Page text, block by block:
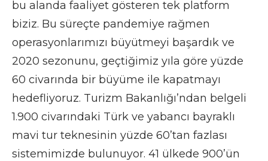
bu alanda faaliyet gösteren tek platform
biziz. Bu süreçte pandemiye rağmen
operasyonlarımızı büyütmeyi başardık ve
2020 sezonunu, geçtiğimiz yıla göre yüzde
60 civarında bir büyüme ile kapatmayı
hedefliyoruz. Turizm Bakanlığı’ndan belgeli
1.900 civarındaki Türk ve yabancı bayraklı
mavi tur teknesinin yüzde 60’tan fazlası
sistemimizde bulunuyor. 41 ülkede 900’ün